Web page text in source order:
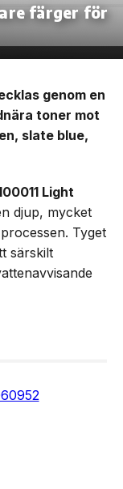
färger för
genom en
toner mot
slate blue,
Light
djup, mycket
Tyget
särskilt